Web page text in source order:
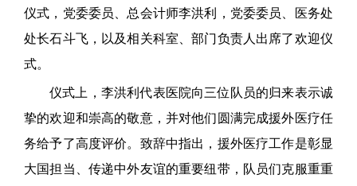
仪式，党委委员、总会计师李洪利，党委委员、医务处
处长石斗飞，以及相关科室、部门负责人出席了欢迎仪
式。
仪式上，李洪利代表医院向三位队员的归来表示诚
挚的欢迎和崇高的敬意，并对他们圆满完成援外医疗任
务给予了高度评价。致辞中指出，援外医疗工作是彰显
大国担当、传递中外友谊的重要纽带，队员们克服重重